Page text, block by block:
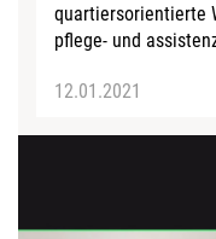
quartiersorientierte
pflege- und
12.01.2021